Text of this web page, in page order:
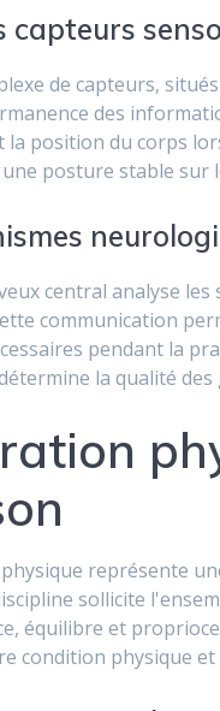
capteurs
de capteurs,
des
position du corps
posture stable sur
central analyse
communication
pendant la
la qualité des
représente
sollicite
équilibre et
condition physique